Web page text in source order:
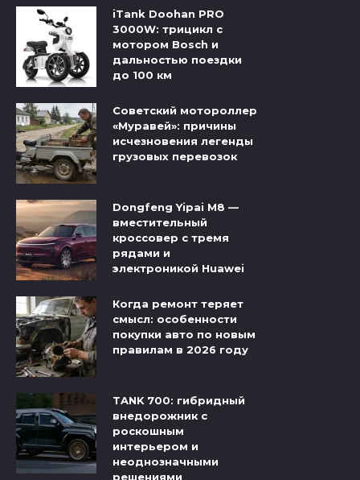
iTank Doohan PRO
3000W: трицикл с
мотором Bosch и
дальностью поездки
до 100 км
Советский мотороллер
«Муравей»: причины
исчезновения легенды
грузовых перевозок
Dongfeng Yipai M8 —
вместительный
кроссовер с тремя
рядами и
электроникой Huawei
Когда ремонт теряет
смысл: особенности
покупки авто по новым
правилам в 2026 году
TANK 700: гибридный
внедорожник с
роскошным
интерьером и
неоднозначными
решениями